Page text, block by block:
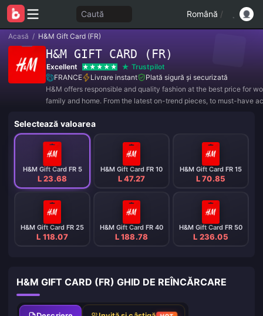
Caută Română /
Acasă / H&M Gift Card (FR)
H&M GIFT CARD (FR)
Excellent
Trustpilot
FRANCE
Livrare instant
Plată sigură și securizată
H&M offers responsible and quality fashion at the best price for
family and home. From the latest on-trend pieces, to must-have
modern wardrobe for
Selectează valoarea
H&M Gift Card FR 5
L 23.68
H&M Gift Card FR 10
L 47.27
H&M Gift Card FR 15
L 70.85
H&M Gift Card FR 25
L 118.07
H&M Gift Card FR 40
L 188.78
H&M Gift Card FR 50
L 236.05
H&M GIFT CARD (FR) GHID DE REÎNCĂRCARE